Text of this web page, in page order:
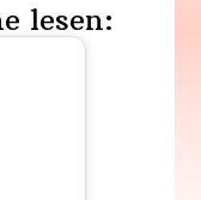
lesen: